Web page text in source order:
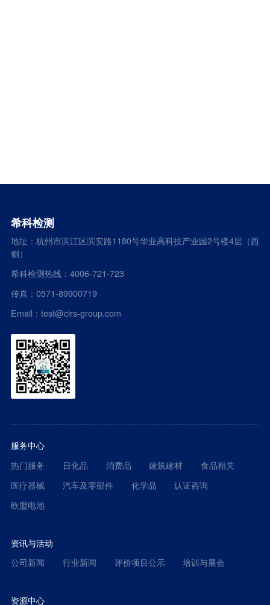
希科检测
地址：杭州市滨江区滨安路1180号华业高科技产业园2号楼4层（西
侧）
希科检测热线：4006-721-723
传真：0571-89900719
Email：test@cirs-group.com
服务中心
热门服务
日化品 消费品 建筑建材
食品相关
医疗器械
汽车及零部件 化学品
认证咨询
欧盟电池
资讯与活动
公司新闻
行业新闻 评价项目公示 培训与展会
资源中心